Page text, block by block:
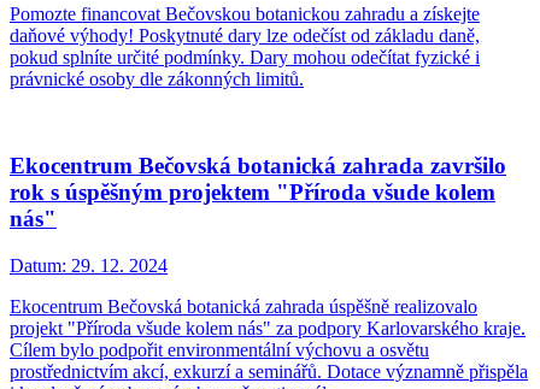
Pomozte financovat Bečovskou botanickou zahradu a získejte
daňové výhody! Poskytnuté dary lze odečíst od základu daně,
pokud splníte určité podmínky. Dary mohou odečítat fyzické i
právnické osoby dle zákonných limitů.
Ekocentrum Bečovská botanická zahrada završilo
rok s úspěšným projektem "Příroda všude kolem
nás"
Datum: 29. 12. 2024
Ekocentrum Bečovská botanická zahrada úspěšně realizovalo
projekt "Příroda všude kolem nás" za podpory Karlovarského kraje.
Cílem bylo podpořit environmentální výchovu a osvětu
prostřednictvím akcí, exkurzí a seminářů. Dotace významně přispěla